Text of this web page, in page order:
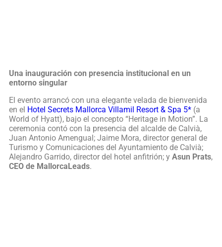
Una inauguración con presencia institucional en un
entorno singular
El evento arrancó con una elegante velada de bienvenida
en el Hotel Secrets Mallorca Villamil Resort & Spa 5* (a
World of Hyatt), bajo el concepto “Heritage in Motion”. La
ceremonia contó con la presencia del alcalde de Calvià,
Juan Antonio Amengual; Jaime Mora, director general de
Turismo y Comunicaciones del Ayuntamiento de Calvià;
Alejandro Garrido, director del hotel anfitrión; y Asun Prats,
CEO de MallorcaLeads.